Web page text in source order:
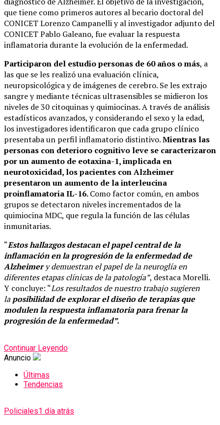
que tiene como primeros autores al becario doctoral del
CONICET Lorenzo Campanelli y al investigador adjunto del
CONICET Pablo Galeano, fue evaluar la respuesta
inflamatoria durante la evolución de la enfermedad.
Participaron del estudio personas de 60 años o más, a
las que se les realizó una evaluación clínica,
neuropsicológica y de imágenes de cerebro. Se les extrajo
sangre y mediante técnicas ultrasensibles se midieron los
niveles de 30 citoquinas y quimiocinas. A través de análisis
estadísticos avanzados, y considerando el sexo y la edad,
los investigadores identificaron que cada grupo clínico
presentaba un perfil inflamatorio distintivo.Mientras las
personas con deterioro cognitivo leve se caracterizaron
por un aumento de eotaxina-1, implicada en
neurotoxicidad, los pacientes con Alzheimer
presentaron un aumento de la interleucina
proinflamatoria IL-16.Como factor común, en ambos
grupos se detectaron niveles incrementados de la
quimiocina MDC, que regula la función de las células
inmunitarias.
“Estos hallazgos destacan el papel central de la
inflamación en la progresión de la enfermedad de
Alzheimery demuestran el papel de la neuroglía en
diferentes etapas clínicas de la patología”, destaca Morelli.
Y concluye: “Los resultados de nuestro trabajo sugieren
laposibilidad de explorar el diseño de terapias que
modulen la respuesta inflamatoria para frenar la
progresión de la enfermedad”.
Continuar Leyendo
Anuncio
Últimas
Tendencias
Policiales1 día atrás